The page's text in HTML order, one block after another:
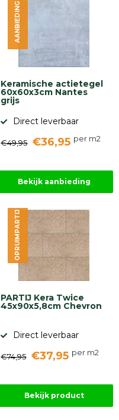
Keramische actietegel
60x60x3cm Nantes
grijs
Direct leverbaar
€49,95 €36,95 per m2
AANBIEDING
Bekijk aanbieding
PARTIJ Kera Twice
45x90x5,8cm Chevron
Direct leverbaar
€74,95 €37,95 per m2
OPRUIMPARTIJ
Bekijk product